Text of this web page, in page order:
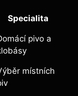
Specialita
pivo a
místních